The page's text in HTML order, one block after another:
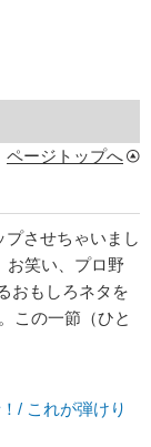
ページトップへ
させちゃいまし
お笑い、プロ野
おもしろネタを
この一節（ひと
/ これが弾けり